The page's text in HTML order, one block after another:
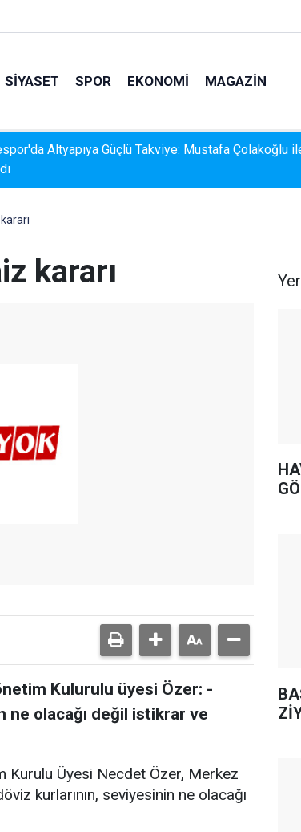
SIYASET SPOR EKONOMI MAGAZIN
Profesyonel Gelişim Ligi İçin Başvurusunu
kararı
Kulurulu üyesi Özer: -
ne olacağı değil istikrar ve
Kurulu Üyesi Necdet Özer, Merkez
kurlarının, seviyesinin ne olacağı